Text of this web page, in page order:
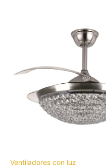
Ventiladores con luz